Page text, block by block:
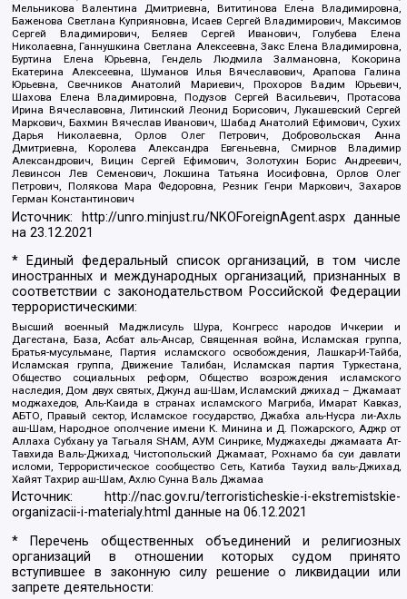
Мельникова Валентина Дмитриевна, Вититинова Елена Владимировна,
Баженова Светлана Куприяновна, Исаев Сергей Владимирович, Максимов
Сергей Владимирович, Беляев Сергей Иванович, Голубева Елена
Николаевна, Ганнушкина Светлана Алексеевна, Закс Елена Владимировна,
Буртина Елена Юрьевна, Гендель Людмила Залмановна, Кокорина
Екатерина Алексеевна, Шуманов Илья Вячеславович, Арапова Галина
Юрьевна, Свечников Анатолий Мариевич, Прохоров Вадим Юрьевич,
Шахова Елена Владимировна, Подузов Сергей Васильевич, Протасова
Ирина Вячеславовна, Литинский Леонид Борисович, Лукашевский Сергей
Маркович, Бахмин Вячеслав Иванович, Шабад Анатолий Ефимович, Сухих
Дарья Николаевна, Орлов Олег Петрович, Добровольская Анна
Дмитриевна, Королева Александра Евгеньевна, Смирнов Владимир
Александрович, Вицин Сергей Ефимович, Золотухин Борис Андреевич,
Левинсон Лев Семенович, Локшина Татьяна Иосифовна, Орлов Олег
Петрович, Полякова Мара Федоровна, Резник Генри Маркович, Захаров
Герман Константинович
Источник: http://unro.minjust.ru/NKOForeignAgent.aspxданные
на23.12.2021
* Единый федеральный список организаций, в том числе
иностранных и международных организаций, признанных в
соответствии с законодательством Российской Федерации
террористическими:
Высший военный Маджлисуль Шура, Конгресс народов Ичкерии и
Дагестана, База, Асбат аль-Ансар, Священная война, Исламская группа,
Братья-мусульмане, Партия исламского освобождения, Лашкар-И-Тайба,
Исламская группа, Движение Талибан, Исламская партия Туркестана,
Общество социальных реформ, Общество возрождения исламского
наследия, Дом двух святых, Джунд аш-Шам, Исламский джихад – Джамаат
моджахедов, Аль-Каида в странах исламского Магриба, Имарат Кавказ,
АБТО, Правый сектор, Исламское государство, Джабха аль-Нусра ли-Ахль
аш-Шам, Народное ополчение имени К. Минина и Д. Пожарского, Аджр от
Аллаха Субхану уа Тагьаля SHAM, АУМ Синрике, Муджахеды джамаата Ат-
Тавхида Валь-Джихад, Чистопольский Джамаат, Рохнамо ба суи давлати
исломи, Террористическое сообщество Сеть, Катиба Таухид валь-Джихад,
Хайят Тахрир аш-Шам, Ахлю Сунна Валь Джамаа
Источник:
http://nac.gov.ru/terroristicheskie-i-ekstremistskie-
organizacii-i-materialy.html данные на06.12.2021
* Перечень общественных объединений и религиозных
организаций в отношении которых судом принято
вступившее в законную силу решение о ликвидации или
запрете деятельности: